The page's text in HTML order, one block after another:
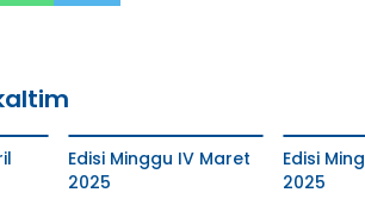
Edisi Minggu IV Maret
2025
Edisi
2025